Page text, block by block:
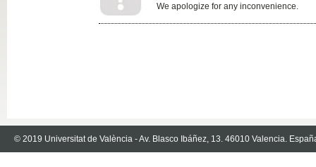
We apologize for any inconvenience.
© 2019 Universitat de València - Av. Blasco Ibáñez, 13. 46010 Valencia.